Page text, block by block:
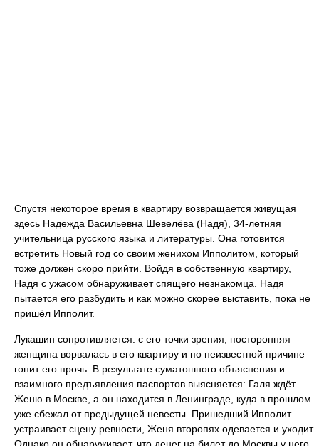
Спустя некоторое время в квартиру возвращается живущая
здесь Надежда Васильевна Шевелёва (Надя), 34-летняя
учительница русского языка и литературы. Она готовится
встретить Новый год со своим женихом Ипполитом, который
тоже должен скоро прийти. Войдя в собственную квартиру,
Надя с ужасом обнаруживает спящего незнакомца. Надя
пытается его разбудить и как можно скорее выставить, пока не
пришёл Ипполит.
Лукашин сопротивляется: с его точки зрения, посторонняя
женщина ворвалась в его квартиру и по неизвестной причине
гонит его прочь. В результате суматошного объяснения и
взаимного предъявления паспортов выясняется: Галя ждёт
Женю в Москве, а он находится в Ленинграде, куда в прошлом
уже сбежал от предыдущей невесты. Пришедший Ипполит
устраивает сцену ревности, Женя второпях одевается и уходит.